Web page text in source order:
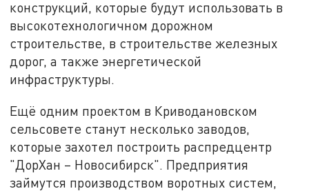
конструкций, которые будут использовать в
высокотехнологичном дорожном
строительстве, в строительстве железных
дорог, а также энергетической
инфраструктуры.
Ещё одним проектом в Криводановском
сельсовете станут несколько заводов,
которые захотел построить распредцентр
"ДорХан – Новосибирск". Предприятия
займутся производством воротных систем,